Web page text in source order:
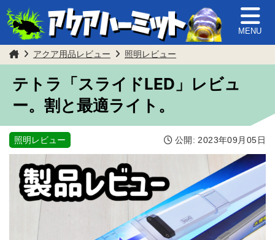
MENU
アクア用品レビュー 照明レビュー
テトラ「スライドLED」レビュ
ー。割と最適ライト。
照明レビュー 公開:2023年09月05日